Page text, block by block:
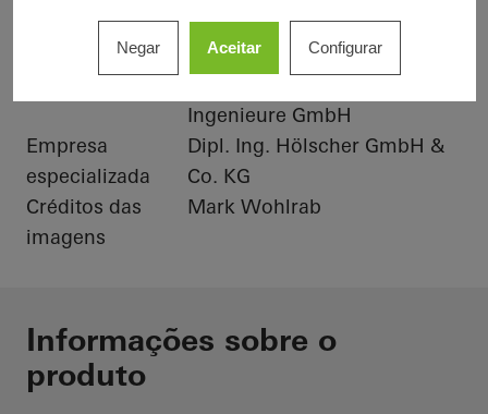
Localização
Munich, Bavaria
Conclusão
2014
Ingenieure GmbH
Empresa
especializada
Dipl. Ing. Hölscher GmbH &
Co. KG
Créditos das
imagens
Mark Wohlrab
Informações sobre o
produto
Negar Aceitar Configurar